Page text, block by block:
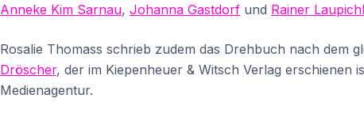
Anneke Kim Sarnau, Johanna Gastdorf und Rainer
Rosalie Thomass schrieb zudem das Drehbuch nach dem
Dröscher, der im Kiepenheuer & Witsch Verlag erschienen
Medienagentur.